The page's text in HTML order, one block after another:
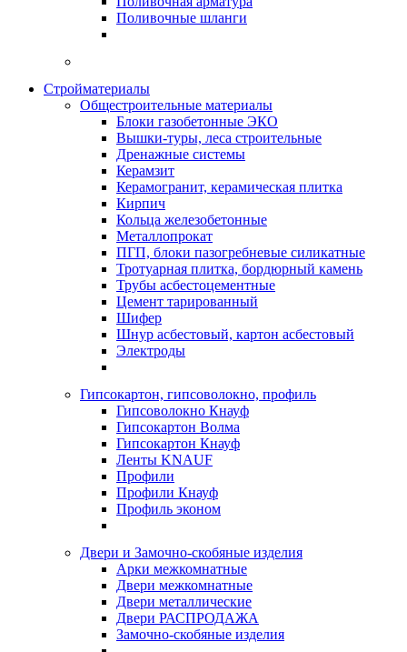
Поливочные шланги
Стройматериалы
Oбщестроительные материалы
Блоки газобетонные ЭКО
Вышки-туры, леса строительные
Дренажные системы
Керамзит
Керамогранит, керамическая плитка
Кирпич
Кольца железобетонные
Металлопрокат
ПГП, блоки пазогребневые силикатные
Тротуарная плитка, бордюрный камень
Трубы асбестоцементные
Цемент тарированный
Шифер
Шнур асбестовый, картон асбестовый
Электроды
Гипсокартон, гипсоволокно, профиль
Гипсоволокно Кнауф
Гипсокартон Волма
Гипсокартон Кнауф
Ленты KNAUF
Профили
Профили Кнауф
Профиль эконом
Двери и Замочно-скобяные изделия
Арки межкомнатные
Двери межкомнатные
Двери металлические
Двери РАСПРОДАЖА
Замочно-скобяные изделия